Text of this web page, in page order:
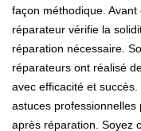
façon méthodique.
réparateur vérifie la
réparation nécessaire.
réparateurs ont réalisé
avec efficacité et
astuces
après réparation. Soyez